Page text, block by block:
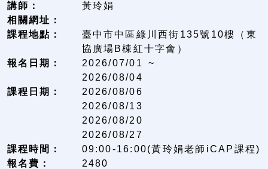
講師：
黃玲娟
相關網址：
課程地點：
臺中市中區綠川西街135號10樓（東
協廣場B棟紅十字會）
報名日期：
2026/07/01 ~
2026/08/04
課程日期：
2026/08/06
2026/08/13
2026/08/20
2026/08/27
課程時間：
09:00-16:00(黃玲娟老師iCAP課程)
報名費：
2480